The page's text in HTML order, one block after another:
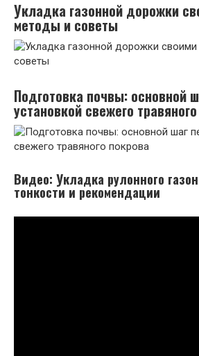
Укладка газонной дорожки
методы и советы
Подготовка почвы: основной
установкой свежего
Видео: Укладка рулонного
тонкости и рекомендации